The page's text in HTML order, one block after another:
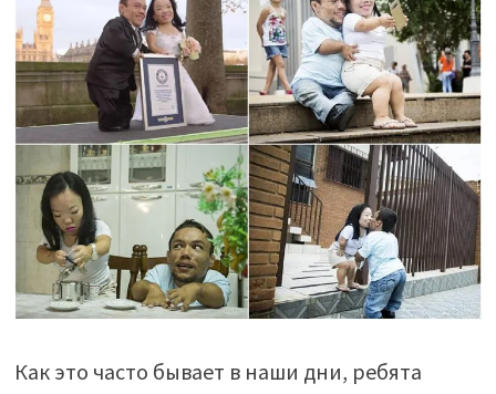
Как это часто бывает в наши дни, ребята